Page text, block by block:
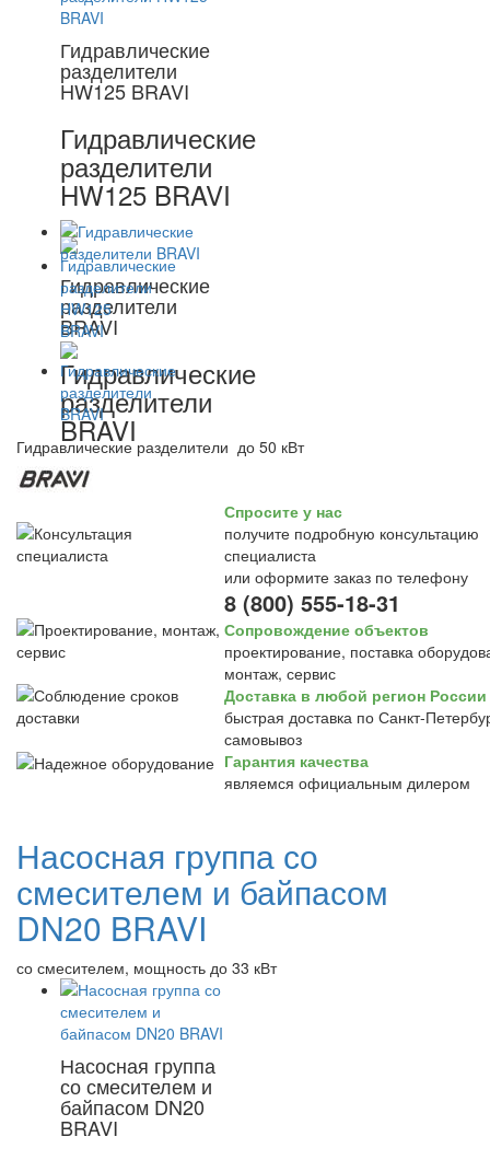
Гидравлические
разделители
HW125 BRAVI
Гидравлические
разделители
HW125 BRAVI
Гидравлические
разделители
BRAVI
Гидравлические
разделители
BRAVI
Гидравлические разделители до 50 кВт
Спросите у нас
получите подробную консультацию
специалиста
или оформите заказ по телефону
8 (800) 555-18-31
Сопровождение объектов
проектирование, поставка
монтаж, сервис
Доставка в любой регион России
быстрая доставка по Санкт-
самовывоз
Гарантия качества
являемся официальным дилером
Насосная группа со
смесителем и байпасом
DN20 BRAVI
со смесителем, мощность до 33 кВт
Насосная группа
со смесителем и
байпасом DN20
BRAVI